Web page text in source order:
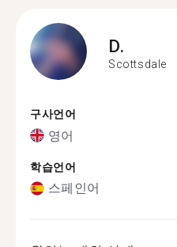
D.
Scottsdale
구사언어
영어
학습언어
스페인어